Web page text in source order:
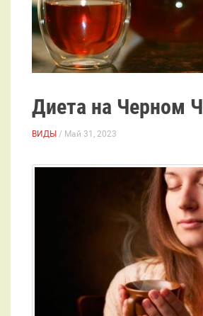
Диета на Черном
ВИДЫ / Май 31, 2023